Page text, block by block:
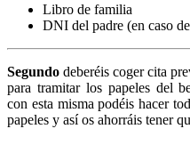
Libro de familia
DNI del padre (en caso
Segundo deberéis coger cita
para tramitar los papeles del
con esta misma podéis hacer
papeles y así os ahorráis tener